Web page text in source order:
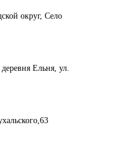
округ, Село
Ельня, ул.